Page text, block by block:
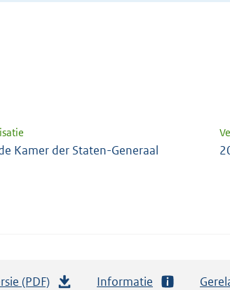
Kamer der Staten-Generaal
(PDF) Informatie